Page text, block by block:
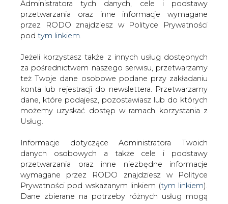
Jeżeli korzystasz także z innych usług dostępnych
za pośrednictwem naszego serwisu, przetwarzamy
też Twoje dane osobowe podane przy zakładaniu
dane, które podajesz, pozostawiasz lub do których
możemy uzyskać dostęp w ramach korzystania z
Usług.
Informacje dotyczące Administratora Twoich
danych osobowych a także cele i podstawy
przetwarzania oraz inne niezbędne informacje
Prywatności pod wskazanym linkiem (tym linkiem).
Dane zbierane na potrzeby różnych usług mogą
być przetwarzane w różnych celach, na różnych
podstawach.
Pamiętaj, że w związku z przetwarzaniem danych
Strona główna / CIEPŁOWNICTWO / Sejm za karami
finansowymi za sprzedaż kopciuchów i obligiem
podłączania się do sieci ciepłowniczych
2019-09-11 00:00
drukuj
skomentuj
udostępnij:
sprzedaż kopciuchów i obligiem
podłączania się do sieci
ciepłowniczych